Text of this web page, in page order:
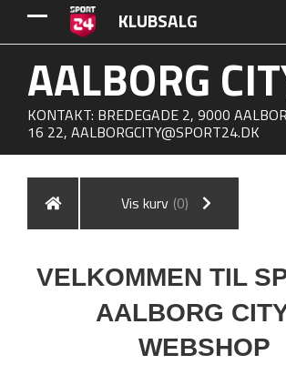
KLUBSALG
AALBORG
KONTAKT: BREDEGADE 2, 9000
16 22, AALBORGCITY@SPORT24.DK
Vis kurv (0)
VELKOMMEN TIL
AALBORG
WEBSHOP